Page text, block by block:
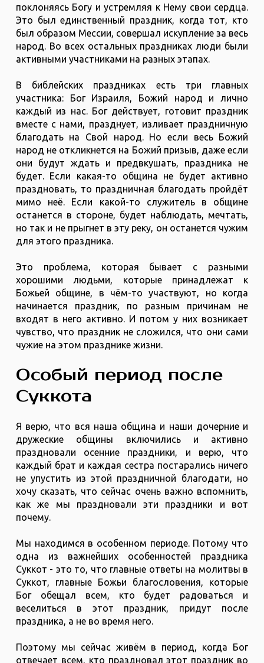
поклоняясь Богу и устремляя к Нему свои сердца.
Это был единственный праздник, когда тот, кто
был образом Мессии, совершал искупление за весь
народ. Во всех остальных праздниках люди были
активными участниками на разных этапах.
В библейских праздниках есть три главных
участника: Бог Израиля, Божий народ и лично
каждый из нас. Бог действует, готовит праздник
вместе с нами, празднует, изливает праздничную
благодать на Свой народ. Но если весь Божий
народ не откликнется на Божий призыв, даже если
они будут ждать и предвкушать, праздника не
будет. Если какая-то община не будет активно
праздновать, то праздничная благодать пройдёт
мимо неё. Если какой-то служитель в общине
останется в стороне, будет наблюдать, мечтать,
но так и не прыгнет в эту реку, он останется чужим
для этого праздника.
Это проблема, которая бывает с разными
хорошими людьми, которые принадлежат к
Божьей общине, в чём-то участвуют, но когда
начинается праздник, по разным причинам не
входят в него активно. И потом у них возникает
чувство, что праздник не сложился, что они сами
чужие на этом празднике жизни.
Особый период после
Суккота
Я верю, что вся наша община и наши дочерние и
дружеские общины включились и активно
праздновали осенние праздники, и верю, что
каждый брат и каждая сестра постарались ничего
не упустить из этой праздничной благодати, но
хочу сказать, что сейчас очень важно вспомнить,
как же мы праздновали эти праздники и вот
почему.
Мы находимся в особенном периоде. Потому что
одна из важнейших особенностей праздника
Суккот - это то, что главные ответы на молитвы в
Суккот, главные Божьи благословения, которые
Бог обещал всем, кто будет радоваться и
веселиться в этот праздник, придут после
праздника, а не во время него.
Поэтому мы сейчас живём в период, когда Бог
отвечает всем, кто праздновал этот праздник во